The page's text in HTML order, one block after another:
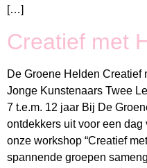
[…]
Creatief met
De Groene Helden Creatief
Jonge Kunstenaars Twee
7 t.e.m. 12 jaar Bij De
ontdekkers uit voor een
onze workshop “Creatief
spannende groepen